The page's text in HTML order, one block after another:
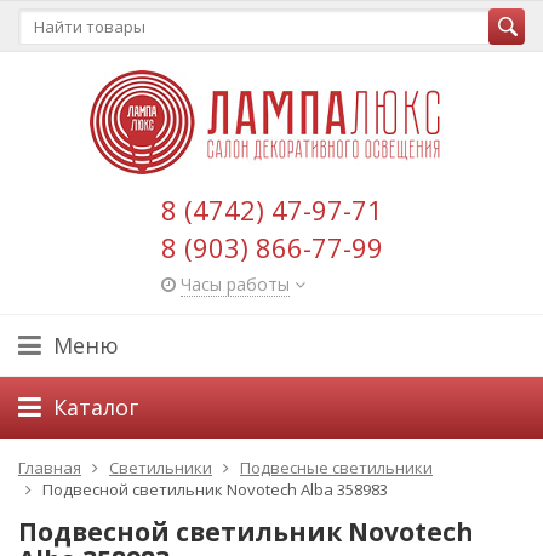
8 (4742) 47-97-71
8 (903) 866-77-99
Часы работы
Меню
Каталог
Главная Светильники
Подвесные светильники
Подвесной светильник Novotech Alba 358983
Подвесной светильник Novotech